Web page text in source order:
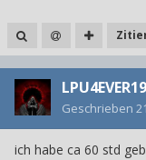
Geschrieben
ich habe ca 60 std